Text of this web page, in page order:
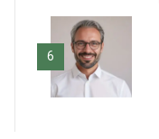
6